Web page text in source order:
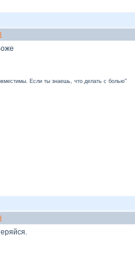
Если ты знаешь, что делать с болью"